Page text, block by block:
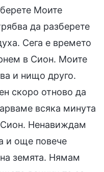
Моите
да разберете
Сега е времето
в Сион. Моите
и нищо друго.
скоро отново да
всяка минута
Сион. Ненавиждам
и още повече
земята. Нямам